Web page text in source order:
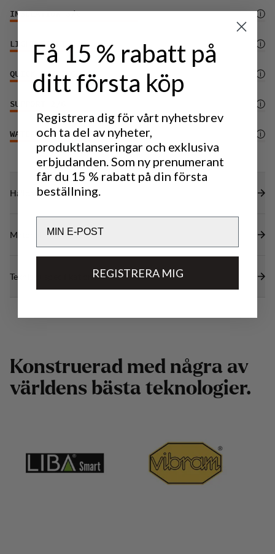
INSULATION
LIGHTWEIGHT 3 /6
QUICK-DRY 3/6
SUPPORT
WATER PROTECTION 3/6
Hållbarhetsegenskaper
Material
Tekniska specifikationer
Konstruerad med några av
världens bästa teknologier.
Få 15 % rabatt på
ditt första köp
Registrera dig för vårt nyhetsbrev
och ta del av nyheter,
produktlanseringar och exklusiva
erbjudanden. Som ny prenumerant
får du 15 % rabatt på din första
beställning.
REGISTRERA MIG